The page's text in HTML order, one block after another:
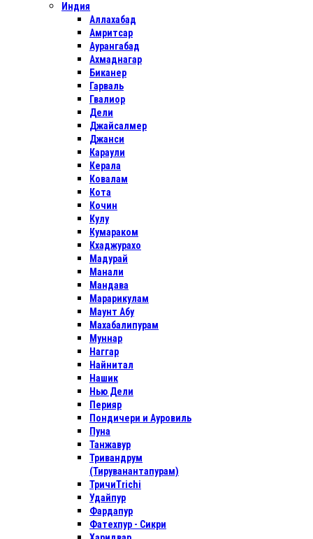
Индия
Аллахабад
Амритсар
Аурангабад
Ахмаднагар
Биканер
Гарваль
Гвалиор
Дели
Джайсалмер
Джанси
Караули
Керала
Ковалам
Кота
Кочин
Кулу
Кумараком
Кхаджурахо
Мадурай
Манали
Мандава
Марарикулам
Маунт Абу
Махабалипурам
Муннар
Наггар
Найнитал
Нашик
Нью Дели
Перияр
Пондичери и Ауровиль
Пуна
Танжавур
Тривандрум
(Тируванантапурам)
ТричиTrichi
Удайпур
Фардапур
Фатехпур - Сикри